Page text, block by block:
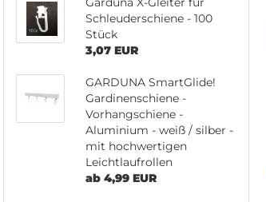
Schleuderschiene - 100
Stück
3,07 EUR
GARDUNA SmartGlide!
Gardinenschiene -
Vorhangschiene -
Aluminium - weiß / silber -
mit hochwertigen
Leichtlaufrollen
ab 4,99 EUR